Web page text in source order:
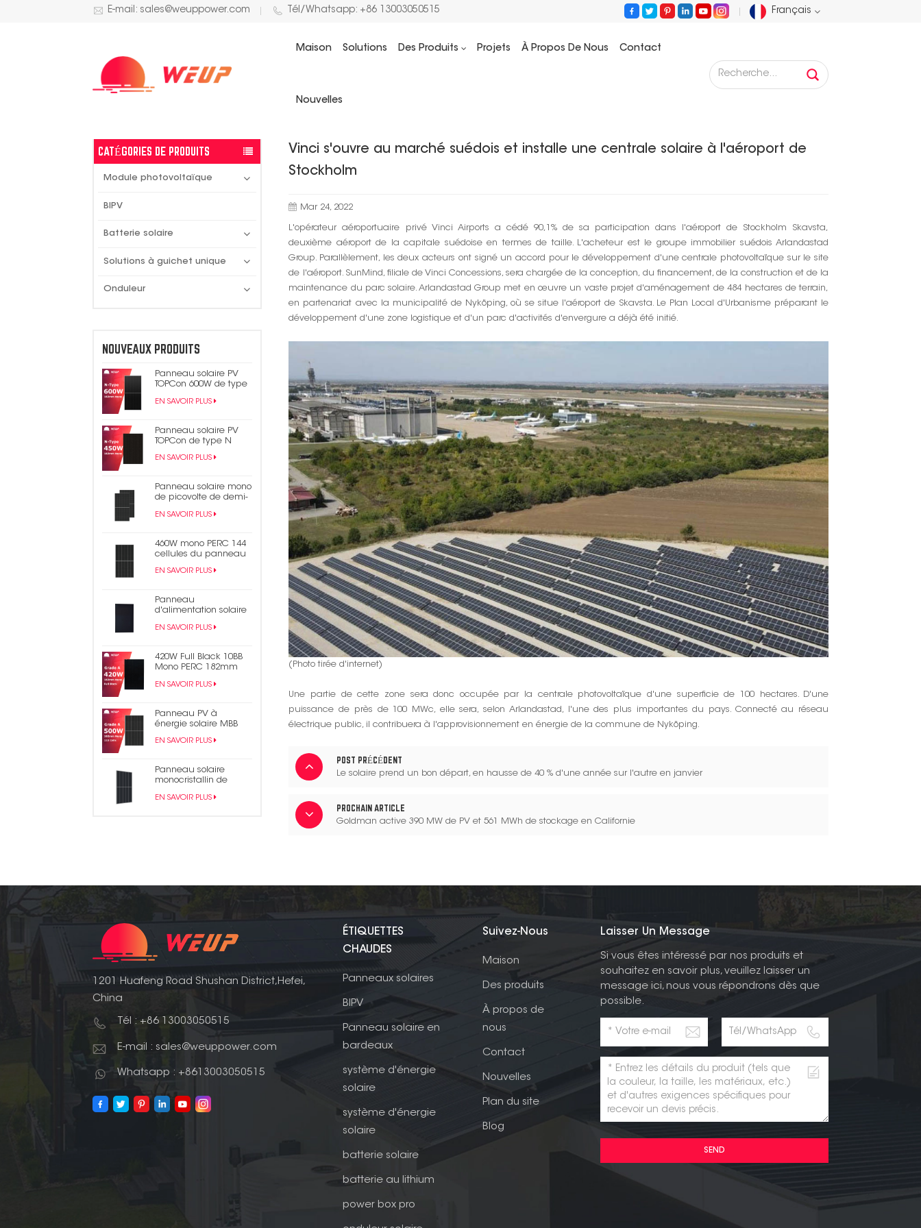
E-mail: sales@weuppower.com Tél/Whatsapp: +86 13003050515 Français
English
日语
Maison Solutions Des Produits Projets À Propos De Nous Contact
Nouvelles
ACTUALITÉS SOLAIRES Vinci s'ouvre au marché suédois et installe une centrale solaire à l'aéroport de Stockholm
CATÉGORIES DE PRODUITS
Module photovoltaïque
BIPV
Batterie solaire
Solutions à guichet unique
Onduleur
NOUVEAUX PRODUITS
Panneau solaire PV
TOPCon 600W de type
EN SAVOIR PLUS
Panneau solaire PV
TOPCon de type N
EN SAVOIR PLUS
Panneau solaire mono
de picovolte de demi-
élevé 550W 9bb Perc
EN SAVOIR PLUS
460W mono PERC 144
cellules du panneau
panneau
EN SAVOIR PLUS
Panneau
d'alimentation solaire
monocristallins de 430
EN SAVOIR PLUS
420W Full Black 10BB
Mono PERC 182mm
demi-cellule
EN SAVOIR PLUS
Panneau PV à
énergie solaire MBB
500W
EN SAVOIR PLUS
Panneau solaire
monocristallin de
bardeaux PERC 490W
EN SAVOIR PLUS
Vinci s'ouvre au marché suédois et installe une centrale solaire à l'aéroport de
Stockholm
Mar 24, 2022
L'opérateur aéroportuaire privé Vinci Airports a cédé 90,1% de sa participation dans l'aéroport de Stockholm Skavsta,
deuxième aéroport de la capitale suédoise en termes de taille. L'acheteur est le groupe immobilier suédois Arlandastad
Group. Parallèlement, les deux acteurs ont signé un accord pour le développement d'une centrale photovoltaïque sur le site
de l'aéroport. SunMind, filiale de Vinci Concessions, sera chargée de la conception, du financement, de la construction et de la
maintenance du parc solaire. Arlandastad Group met en œuvre un vaste projet d'aménagement de 484 hectares de terrain,
en partenariat avec la municipalité de Nyköping, où se situe l'aéroport de Skavsta. Le Plan Local d'Urbanisme préparant le
développement d'une zone logistique et d'un parc d'activités d'envergure a déjà été initié.
(Photo tirée d'internet)
Une partie de cette zone sera donc occupée par la centrale photovoltaïque d'une superficie de 100 hectares. D'une
puissance de près de 100 MWc, elle sera, selon Arlandastad, l'une des plus importantes du pays. Connecté au réseau
électrique public, il contribuera à l'approvisionnement en énergie de la commune de Nyköping.
POST PRÉCÉDENT
Le solaire prend un bon départ, en hausse de 40 % d'une année sur l'autre en janvier
PROCHAIN ARTICLE
Goldman active 390 MW de PV et 561 MWh de stockage en Californie
1201 Huafeng Road Shushan District,Hefei,
China
Tél : +86 13003050515
E-mail : sales@weuppower.com
Whatsapp : +8613003050515
ÉTIQUETTES
CHAUDES
Panneaux solaires
BIPV
Panneau solaire en
bardeaux
système d'énergie
solaire
système d'énergie
solaire
batterie solaire
batterie au lithium
power box pro
Suivez-Nous
Maison
Des produits
À propos de
nous
Contact
Nouvelles
Plan du site
Blog
Laisser Un Message
Si vous êtes intéressé par nos produits et
souhaitez en savoir plus, veuillez laisser un
message ici, nous vous répondrons dès que
possible.
SEND